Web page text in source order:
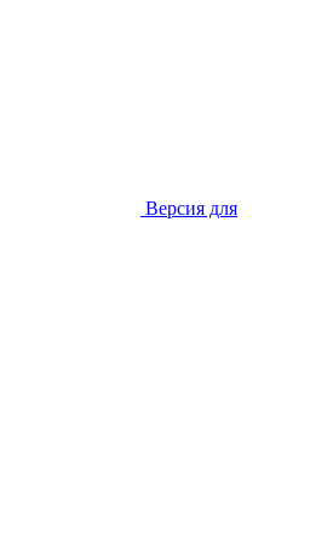
Версия для